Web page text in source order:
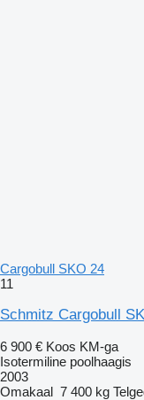
Cargobull SKO 24
11
Schmitz Cargobull
6 900 € Koos KM-ga
Isotermiline poolhaagis
2003
Omakaal 7 400 kg